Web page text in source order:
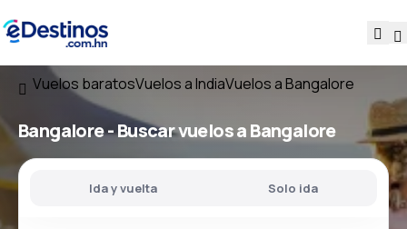
Vuelos baratosVuelos a IndiaVuelos a Bangalore
Bangalore - Buscar vuelos a Bangalore
Ida y vuelta Solo ida